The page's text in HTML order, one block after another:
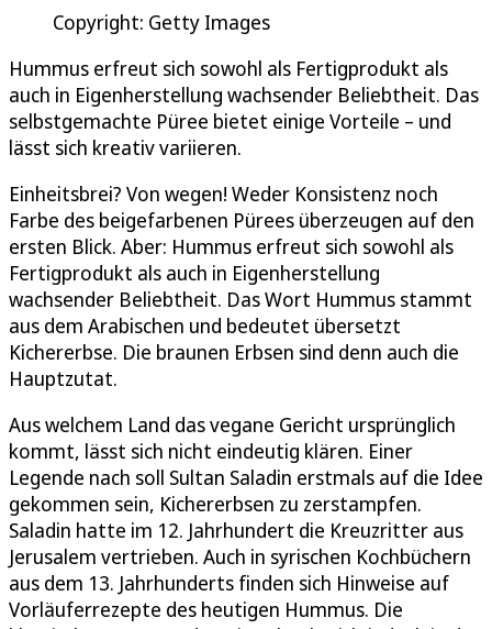
Copyright: Getty Images
Hummus erfreut sich sowohl als Fertigprodukt als
auch in Eigenherstellung wachsender Beliebtheit. Das
selbstgemachte Püree bietet einige Vorteile – und
lässt sich kreativ variieren.
Einheitsbrei? Von wegen! Weder Konsistenz noch
Farbe des beigefarbenen Pürees überzeugen auf den
ersten Blick. Aber: Hummus erfreut sich sowohl als
Fertigprodukt als auch in Eigenherstellung
wachsender Beliebtheit. Das Wort Hummus stammt
aus dem Arabischen und bedeutet übersetzt
Kichererbse. Die braunen Erbsen sind denn auch die
Hauptzutat.
Aus welchem Land das vegane Gericht ursprünglich
kommt, lässt sich nicht eindeutig klären. Einer
Legende nach soll Sultan Saladin erstmals auf die Idee
gekommen sein, Kichererbsen zu zerstampfen.
Saladin hatte im 12. Jahrhundert die Kreuzritter aus
Jerusalem vertrieben. Auch in syrischen Kochbüchern
aus dem 13. Jahrhunderts finden sich Hinweise auf
Vorläuferrezepte des heutigen Hummus. Die